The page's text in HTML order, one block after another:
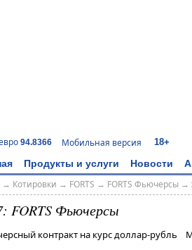
94.8366 Мобильная версия 18+
Продукты и услуги Новости
→ Котировки → FORTS → FORTS Фьючерсы→
FORTS Фьючерсы
контракт на курс доллар-рубль